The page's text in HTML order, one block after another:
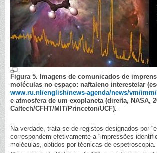
Figura 5. Imagens de comunicados de
moléculas no espaço: naftaleno interestelar
www.ru.nl/english/news-agenda/news/vm/
e atmosfera de um exoplaneta (direita, NASA,
Caltech/CFHT/MIT/Princeton/UCF).
Na verdade, trata-se de registos designados por
correspondem efetivamente a “impressões
moléculas, obtidos por técnicas de espetroscopia.